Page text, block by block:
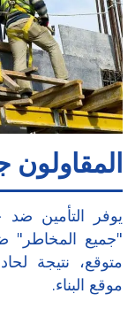
"جميع المخاطر"
متوقع، نتيجة
موقع البناء.